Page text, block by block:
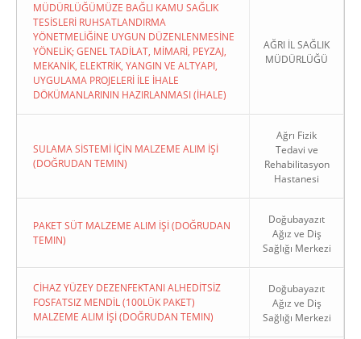
MÜDÜRLÜĞÜMÜZE BAĞLI KAMU SAĞLIK
TESİSLERİ RUHSATLANDIRMA
YÖNETMELİĞİNE UYGUN DÜZENLENMESİNE
YÖNELİK; GENEL TADİLAT, MİMARİ, PEYZAJ,
MEKANİK, ELEKTRİK, YANGIN VE ALTYAPI,
UYGULAMA PROJELERİ İLE İHALE
DÖKÜMANLARININ HAZIRLANMASI (İHALE)
AĞRI İL SAĞLIK
MÜDÜRLÜĞÜ
SULAMA SİSTEMİ İÇİN MALZEME ALIM İŞİ
(DOĞRUDAN TEMIN)
Ağrı Fizik
Tedavi ve
Rehabilitasyon
Hastanesi
PAKET SÜT MALZEME ALIM İŞİ (DOĞRUDAN
TEMIN)
Doğubayazıt
Ağız ve Diş
Sağlığı Merkezi
CİHAZ YÜZEY DEZENFEKTANI ALHEDİTSİZ
FOSFATSIZ MENDİL (100LÜK PAKET)
MALZEME ALIM İŞİ (DOĞRUDAN TEMIN)
Doğubayazıt
Ağız ve Diş
Sağlığı Merkezi